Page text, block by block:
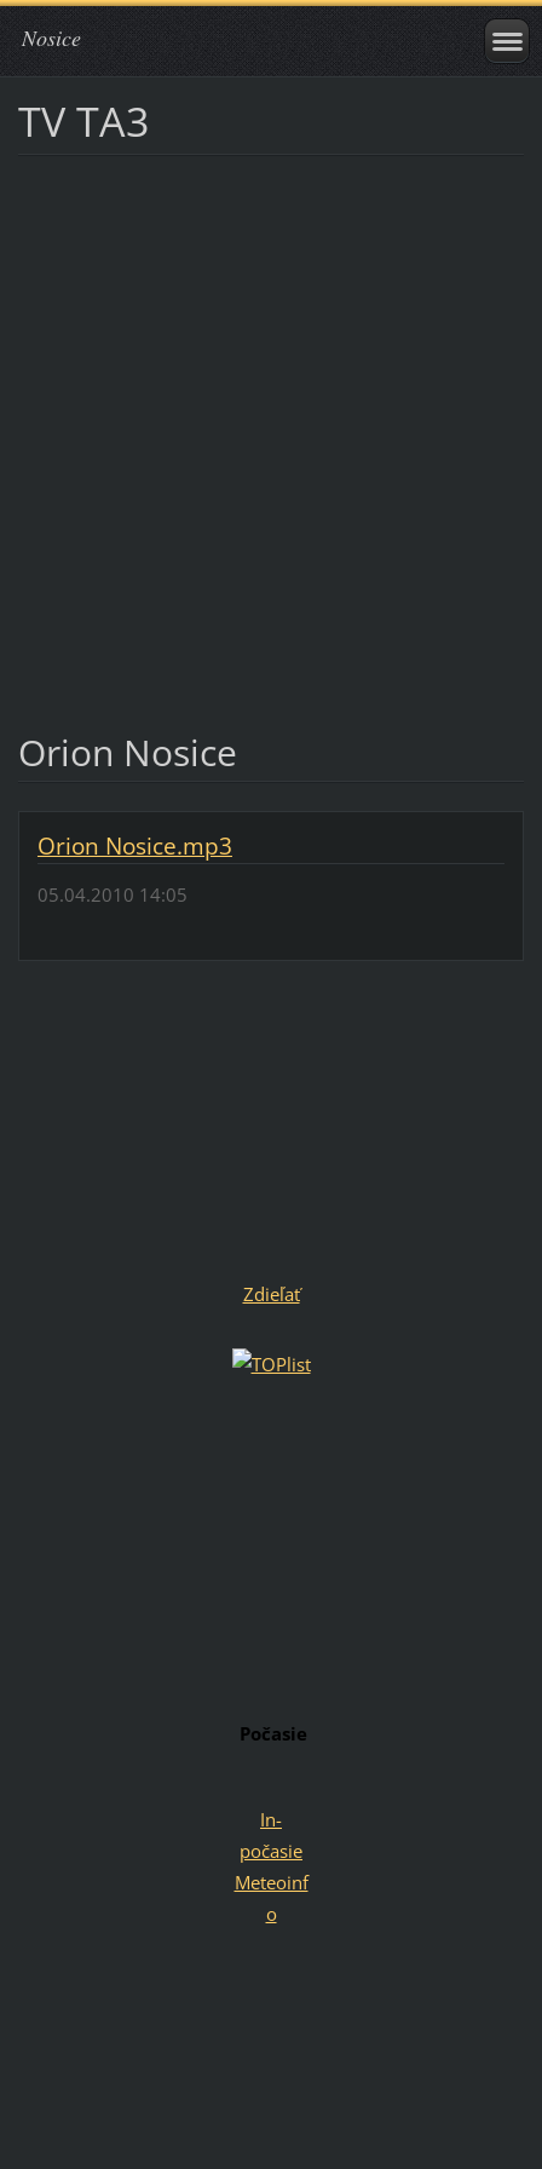
Nosice
TV TA3
Orion Nosice
Orion Nosice.mp3
05.04.2010 14:05
Zdieľať
Počasie
In-
počasie
Meteoinf
o